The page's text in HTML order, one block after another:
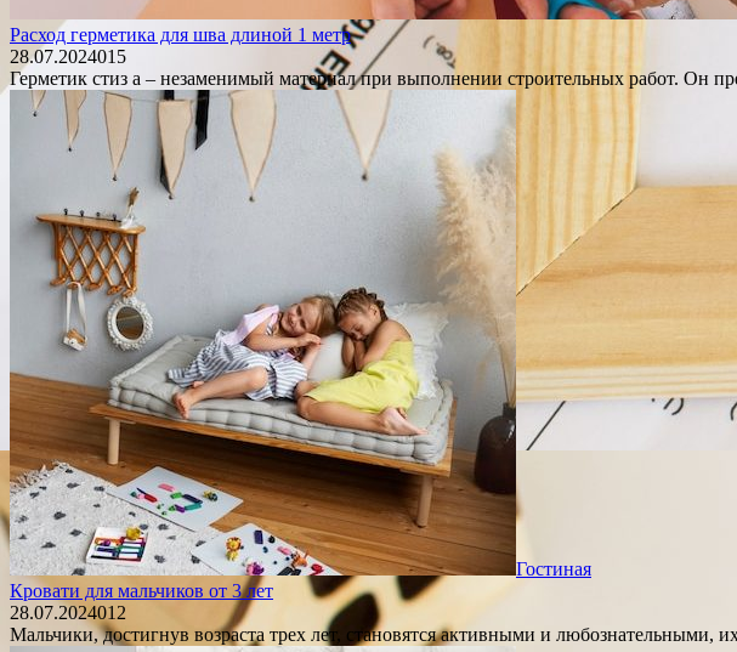
Расход герметика для шва длиной 1 метр
28.07.2024015
Герметик стиз а – незаменимый материал при выполнении строительных работ. Он
Гостиная
Кровати для мальчиков от 3 лет
28.07.2024012
Мальчики, достигнув возраста трех лет, становятся активными и любознательными,